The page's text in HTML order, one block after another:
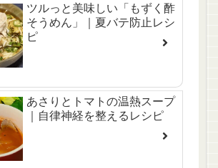
ツルっと美味しい「もずく酢
そうめん」｜夏バテ防止レシ
ピ
あさりとトマトの温熱スープ
｜自律神経を整えるレシピ